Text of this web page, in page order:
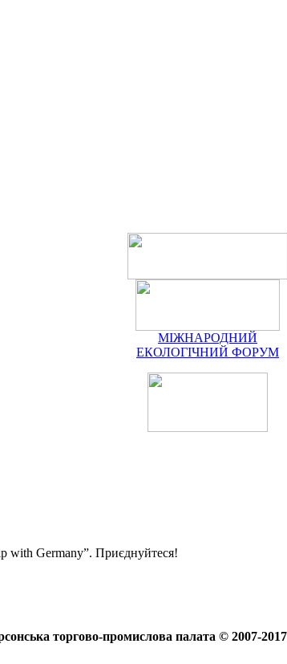
МІЖНАРОДНИЙ
ЕКОЛОГІЧНИЙ ФОРУМ
with Germany”. Приєднуйтеся!
торгово-промислова палата © 2007-